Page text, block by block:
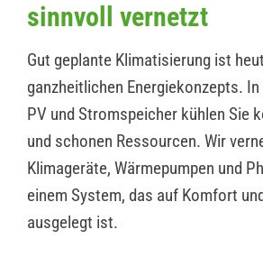
sinnvoll vernetzt
Gut geplante Klimatisierung ist
ganzheitlichen Energiekonzepts.
PV und Stromspeicher kühlen Sie
und schonen Ressourcen. Wir
Klimageräte, Wärmepumpen und
einem System, das auf Komfort
ausgelegt ist.